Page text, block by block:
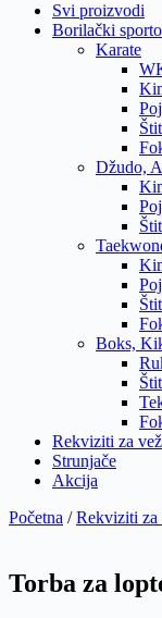
Svi proizvodi
Borilački
Karate
Džudo,
Boks,
Rekviziti za
Strunjače
Akcija
Početna /Rekviziti za
Torba za